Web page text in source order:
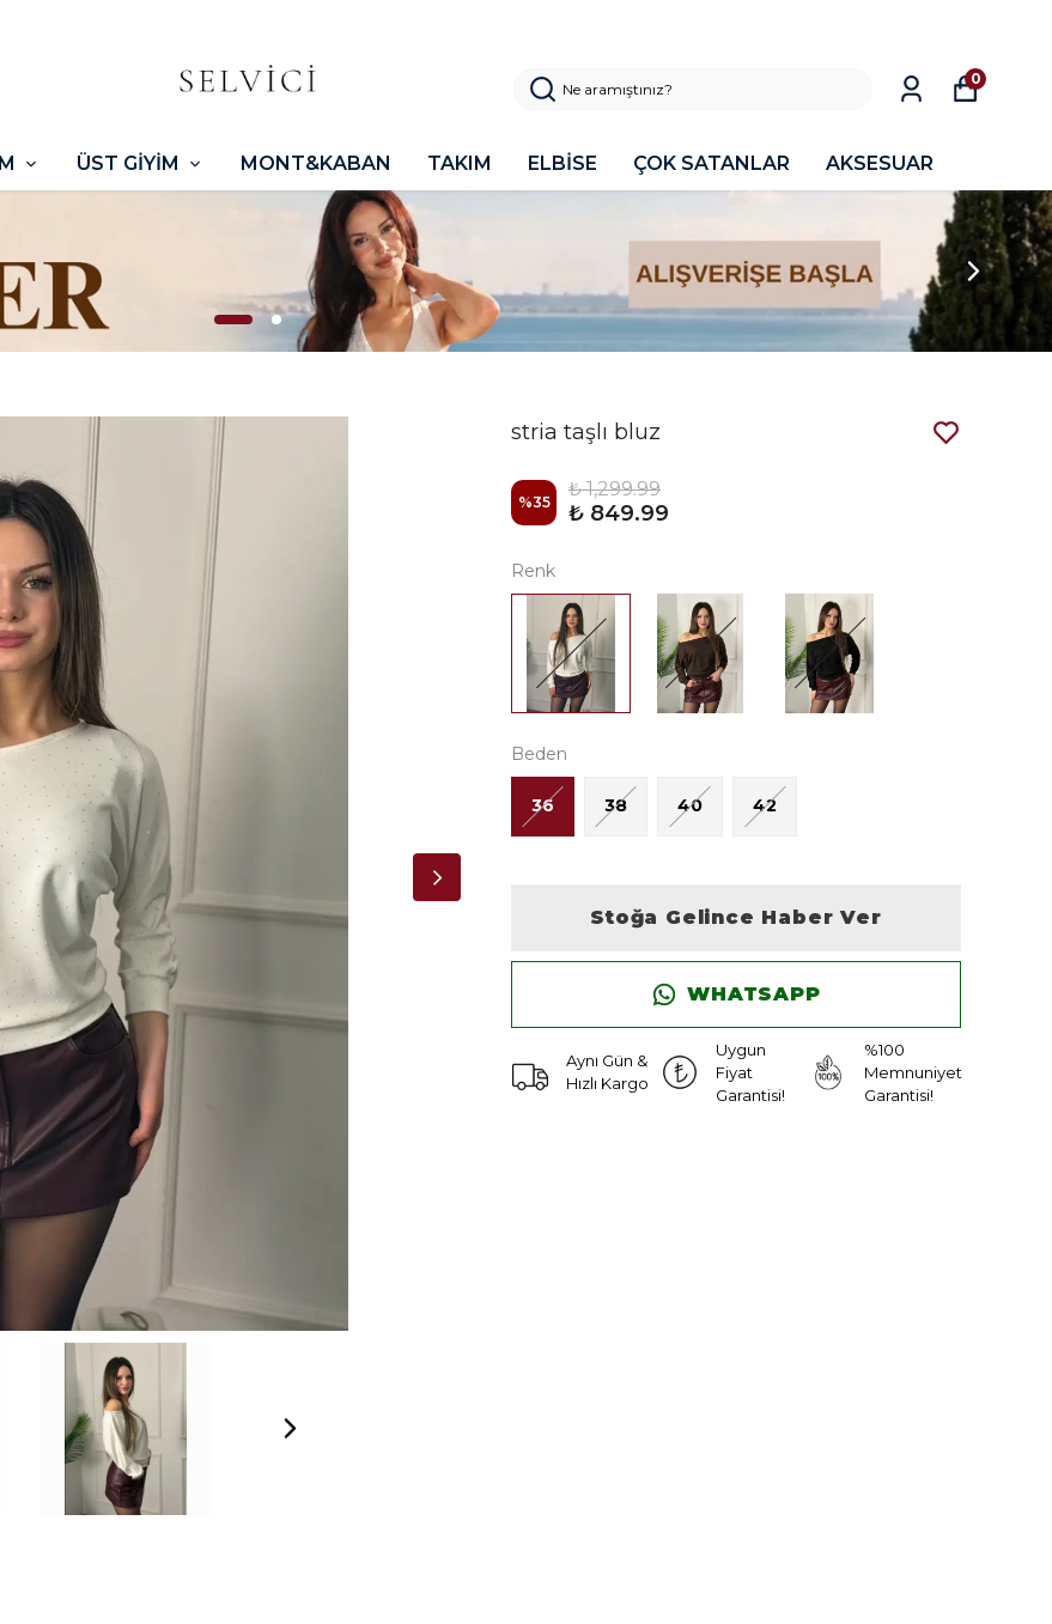
ÜST GİYİM MONT&KABAN TAKIM ELBİSE ÇOK SATANLAR AKSESUAR
0
stria taşlı bluz
%35
₺ 1,299.99
₺ 849.99
Renk
Beden
36 38 40 42
Stoğa Gelince Haber Ver
WHATSAPP
Aynı Gün &
Hızlı Kargo
Uygun
Fiyat
Garantisi!
%100
Memnuniyet
Garantisi!